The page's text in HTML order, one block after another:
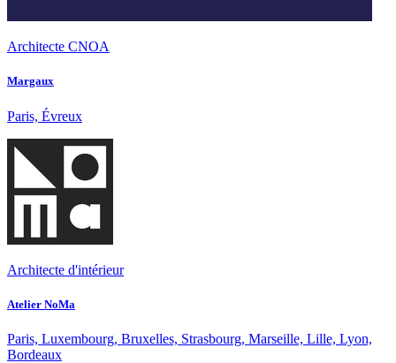
Architecte CNOA
Margaux
Paris, Évreux
Architecte d'intérieur
Atelier NoMa
Paris, Luxembourg, Bruxelles, Strasbourg, Marseille, Lille, Lyon,
Bordeaux